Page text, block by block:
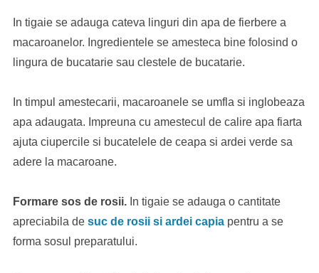
In tigaie se adauga cateva linguri din apa de fierbere a
macaroanelor. Ingredientele se amesteca bine folosind o
lingura de bucatarie sau clestele de bucatarie.
In timpul amestecarii, macaroanele se umfla si inglobeaza
apa adaugata. Impreuna cu amestecul de calire apa fiarta
ajuta ciupercile si bucatelele de ceapa si ardei verde sa
adere la macaroane.
Formare sos de rosii.In tigaie se adauga o cantitate
apreciabila de suc de rosii si ardei capiapentru a se
forma sosul preparatului.